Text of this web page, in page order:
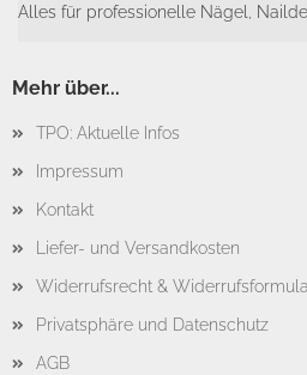
Alles für professionelle Nägel,
Mehr über...
TPO: Aktuelle Infos
Impressum
Kontakt
Liefer- und Versandkosten
Widerrufsrecht &
Privatsphäre und Datenschutz
AGB